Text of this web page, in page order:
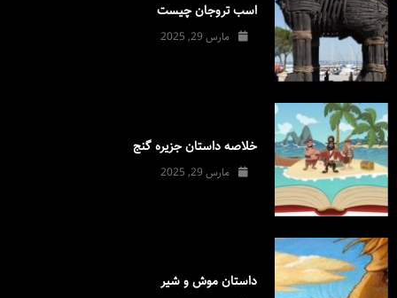
اسب تروجان چیست
مارس 29, 2025
خلاصه داستان جزیره گنج
مارس 29, 2025
داستان موش و شیر